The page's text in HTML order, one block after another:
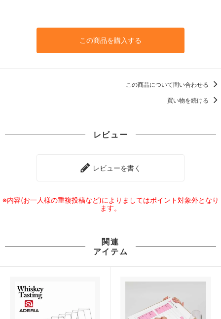
この商品を購入する
この商品について問い合わせる
買い物を続ける
レビュー
レビューを書く
※内容(お一人様の重複投稿など)によりましてはポイント対象外となり
ます。
関連
アイテム